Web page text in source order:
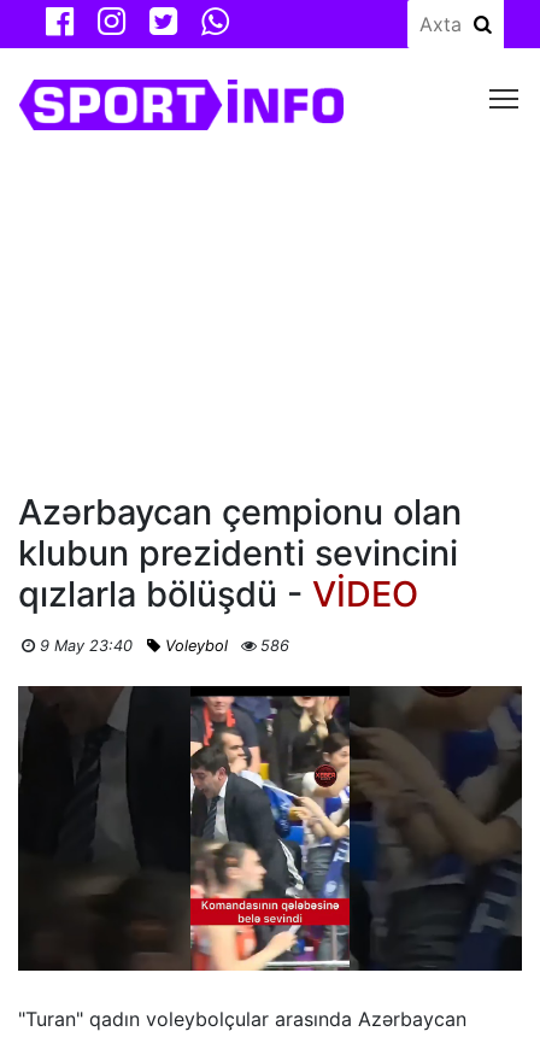
Azərbaycan çempionu olan
klubun prezidenti sevincini
qızlarla bölüşdü - VİDEO
9 May 23:40 Voleybol 586
"Turan" qadın voleybolçular arasında Azərbaycan